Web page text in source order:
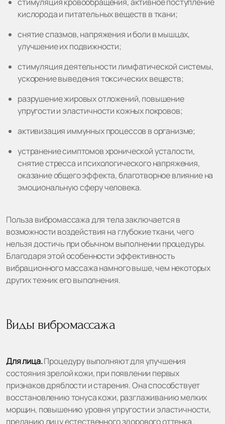
кислорода и питательных веществ в ткани;
снятие спазмов, напряжения и боли в мышцах,
улучшение их подвижности;
стимуляция деятельности лимфатической системы,
ускорение выведения токсических веществ;
разрушение жировых отложений, повышение
упругости и эластичности кожных покровов;
активизация иммунных процессов в организме;
устранение симптомов хронической усталости,
снятие стресса и психологического напряжения,
оказание общего эффекта, благотворное влияние на
эмоциональную сферу человека.
Польза вибромассажа для тела заключается в
возможности воздействия на глубокие ткани, чего
нельзя достичь при обычном выполнении процедуры.
Благодаря этой особенности эффективность
вибрационного массажа намного выше, чем некоторых
других техник его выполнения.
Виды вибромассажа
Для лица.Процедуру выполняют для улучшения
состояния зрелой кожи, при появлении первых
признаков дряблости и старения. Она способствует
восстановлению тонуса кожи, разглаживанию мелких
морщин, повышению уровня упругости и эластичности,
преданию лицу естественного здорового оттенка.